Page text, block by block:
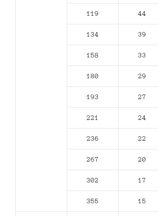
119 44
134 39
158 33
180 29
193 27
221 24
236 22
267 20
302 17
355 15